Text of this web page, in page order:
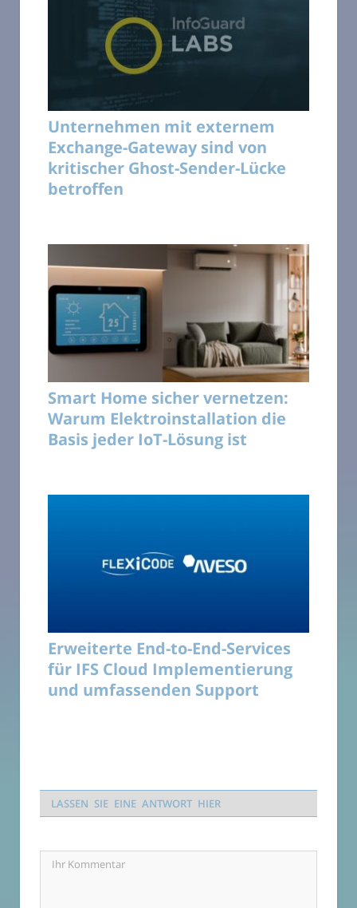
Unternehmen mit externem
Exchange-Gateway sind von
kritischer Ghost-Sender-Lücke
betroffen
Smart Home sicher vernetzen:
Warum Elektroinstallation die
Basis jeder IoT-Lösung ist
Erweiterte End-to-End-Services
für IFS Cloud Implementierung
und umfassenden Support
LASSEN SIE EINE ANTWORT HIER